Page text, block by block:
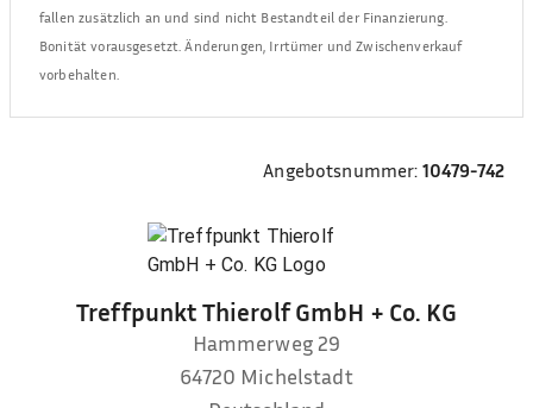
fallen zusätzlich an und sind nicht Bestandteil der Finanzierung.
Bonität vorausgesetzt. Änderungen, Irrtümer und Zwischenverkauf
vorbehalten.
Angebotsnummer: 10479-742
Treffpunkt Thierolf GmbH + Co. KG
Hammerweg 29
64720 Michelstadt